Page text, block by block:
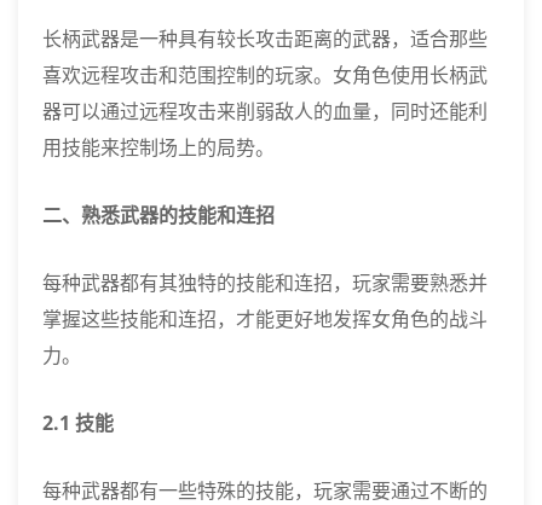
长柄武器是一种具有较长攻击距离的武器，适合那些
喜欢远程攻击和范围控制的玩家。女角色使用长柄武
器可以通过远程攻击来削弱敌人的血量，同时还能利
用技能来控制场上的局势。
二、熟悉武器的技能和连招
每种武器都有其独特的技能和连招，玩家需要熟悉并
掌握这些技能和连招，才能更好地发挥女角色的战斗
力。
2.1 技能
每种武器都有一些特殊的技能，玩家需要通过不断的